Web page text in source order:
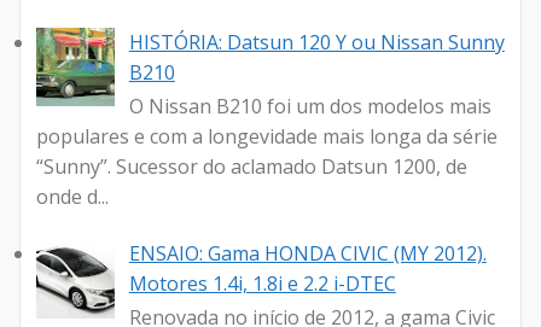
HISTÓRIA: Datsun 120 Y ou Nissan Sunny
B210
O Nissan B210 foi um dos modelos mais
populares e com a longevidade mais longa da série
“Sunny”. Sucessor do aclamado Datsun 1200, de
onde d...
ENSAIO: Gama HONDA CIVIC (MY 2012).
Motores 1.4i, 1.8i e 2.2 i-DTEC
Renovada no início de 2012, a gama Civic